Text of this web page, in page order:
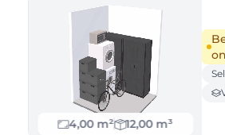
4,00 m² 12,00 m³